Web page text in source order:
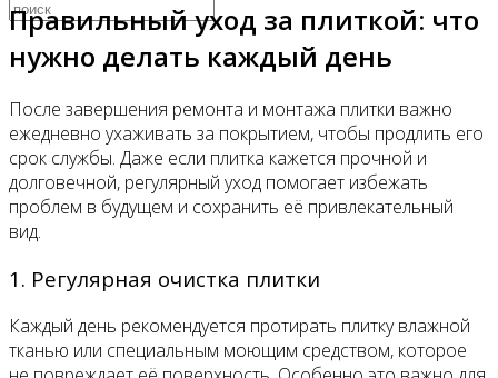
Правильный уход за плиткой: что
нужно делать каждый день
После завершения ремонта и монтажа плитки важно
ежедневно ухаживать за покрытием, чтобы продлить его
срок службы. Даже если плитка кажется прочной и
долговечной, регулярный уход помогает избежать
проблем в будущем и сохранить её привлекательный
вид.
1. Регулярная очистка плитки
Каждый день рекомендуется протирать плитку влажной
тканью или специальным моющим средством, которое